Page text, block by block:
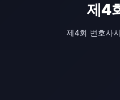
제4
제4회 변호사